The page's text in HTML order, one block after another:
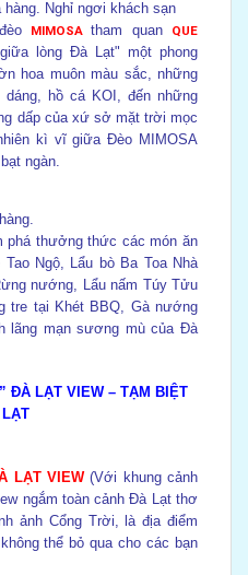
Nghỉ ngơi khách sạn
MIMOSAtham quan QUE
lòng Đà Lạt" một phong
hoa muôn màu sắc, những
hồ cá KOI, đến những
dấp của xứ sở mặt trời mọc
kì vĩ giữa Đèo MIMOSA
ngàn.
phá thưởng thức các món ăn
Ngộ, Lẩu bò Ba Toa Nhà
nướng, Lẩu nấm Túy Tửu
tre tại Khét BBQ, Gà nướng
lãng mạn sương mù của Đà
ĐÀ LẠT VIEW – TẠM BIỆT
LẠT VIEW (Với khung cảnh
ngắm toàn cảnh Đà Lạt thơ
ảnh Cổng Trời, là địa điểm
thể bỏ qua cho các bạn